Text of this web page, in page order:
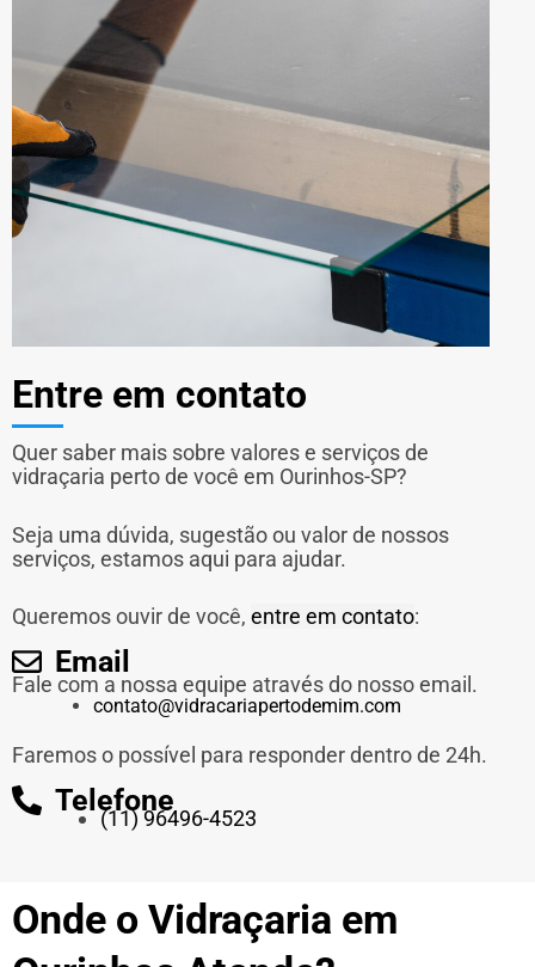
Entre em contato
Quer saber mais sobre valores e serviços de
vidraçaria perto de você em Ourinhos-SP?
Seja uma dúvida, sugestão ou valor de nossos
serviços, estamos aqui para ajudar.
Queremos ouvir de você, entre em contato:
Email
Fale com a nossa equipe através do nosso email.
contato@vidracariapertodemim.com
Faremos o possível para responder dentro de 24h.
Telefone
(11) 96496-4523
Onde o Vidraçaria em